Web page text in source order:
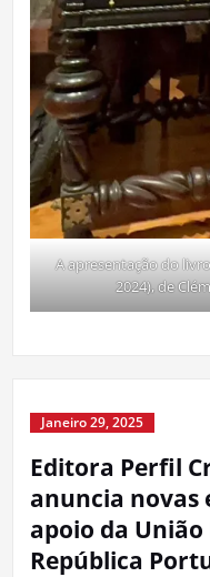
A apresentação do
2024), de
Janeiro 29, 2025
Editora Perfil
anuncia novas
apoio da União
República